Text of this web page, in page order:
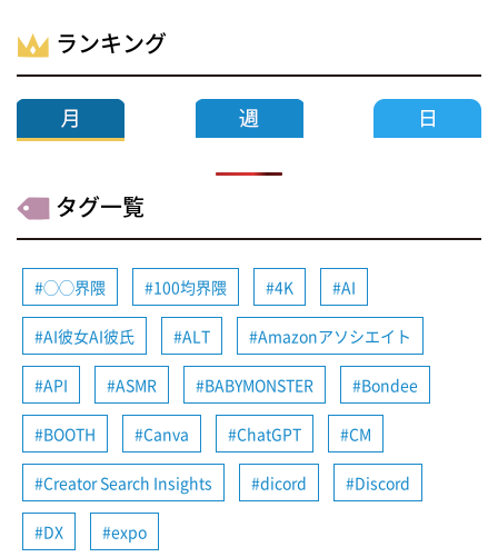
ランキング
タグ一覧
◯◯界隈 100均界隈 4K AI
AI彼女AI彼氏 ALT Amazonアソシエイト
API ASMR BABYMONSTER Bondee
BOOTH Canva ChatGPT CM
Creator Search Insights dicord Discord
DX expo